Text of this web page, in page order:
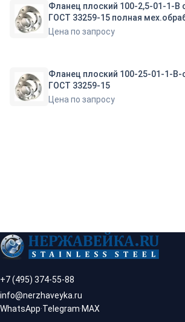
Фланец плоский 100-2,5-01-1-В
ГОСТ 33259-15 полная
Цена по запросу
Фланец плоский 100-25-01-1-B-
ГОСТ 33259-15
Цена по запросу
+7 (495) 374-55-88
info@nerzhaveyka.ru
WhatsApp·Telegram·MAX